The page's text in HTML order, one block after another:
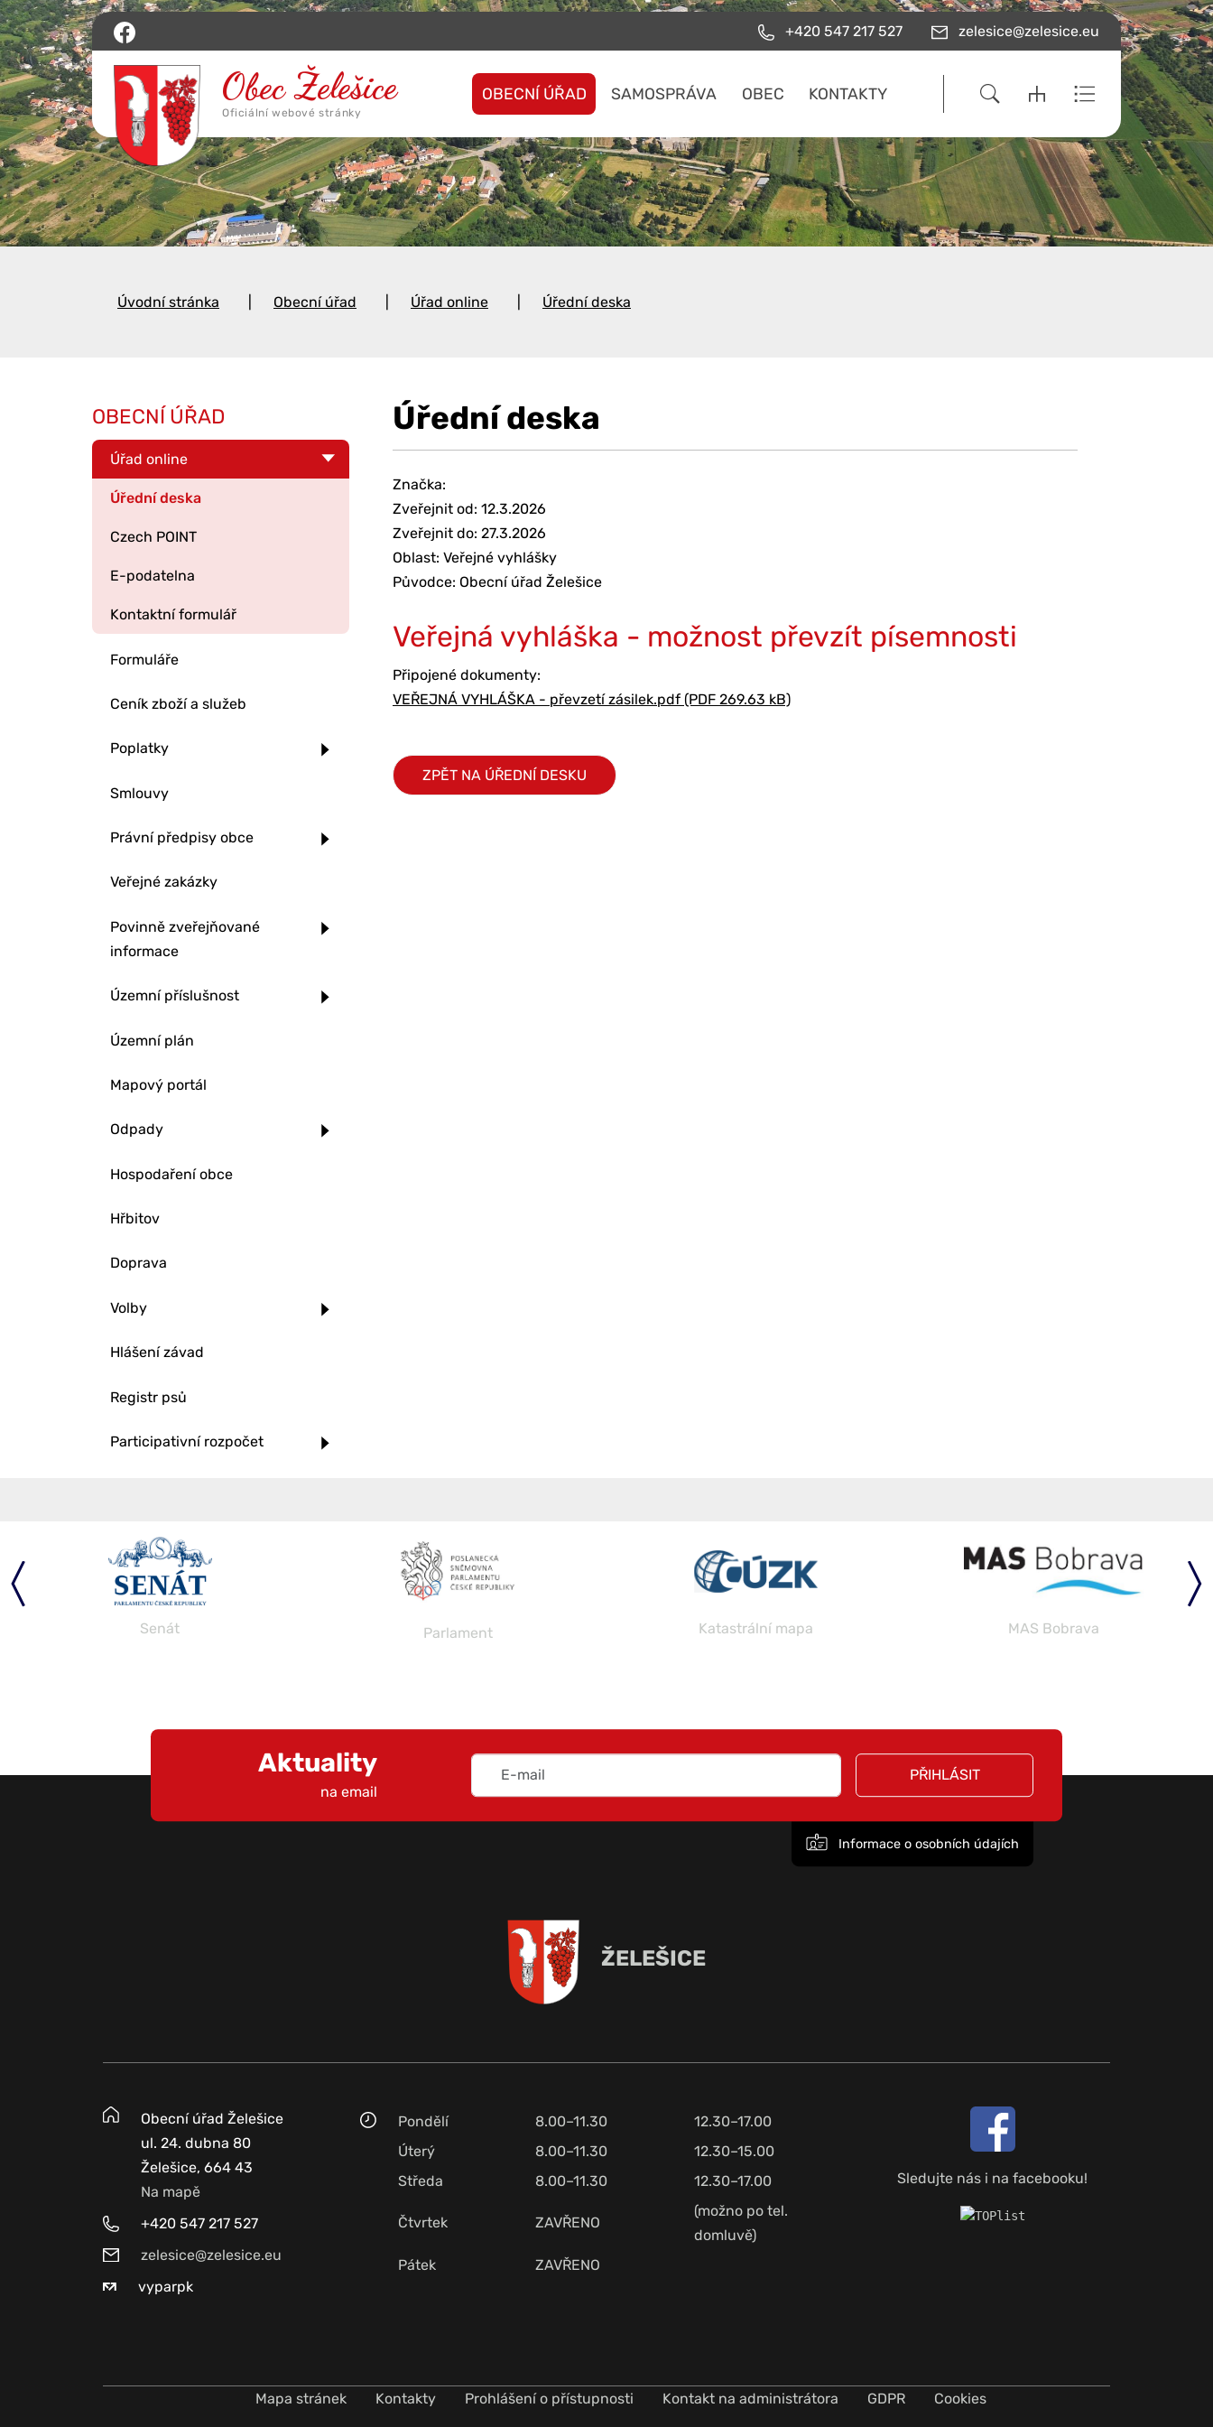
+420 547 217 527 zelesice@zelesice.eu
OBECNÍ ÚŘAD SAMOSPRÁVA OBEC KONTAKTY
Úvodní stránka Obecní úřad Úřad online Úřední deska
Úřední deska
Značka:
Zveřejnit od: 12.3.2026
Zveřejnit do: 27.3.2026
Oblast: Veřejné vyhlášky
Původce: Obecní úřad Želešice
Veřejná vyhláška - možnost převzít písemnosti
Připojené dokumenty:
VEŘEJNÁ VYHLÁŠKA - převzetí zásilek.pdf (PDF 269.63 kB)
ZPĚT NA ÚŘEDNÍ DESKU
OBECNÍ ÚŘAD
Úřad online
Úřední deska
Czech POINT
E-podatelna
Kontaktní formulář
Formuláře
Ceník zboží a služeb
Poplatky
Smlouvy
Právní předpisy obce
Veřejné zakázky
Povinně zveřejňované
informace
Územní příslušnost
Územní plán
Mapový portál
Odpady
Hospodaření obce
Hřbitov
Doprava
Volby
Hlášení závad
Registr psů
Participativní rozpočet
Senát Parlament Katastrální mapa MAS Bobrava
Aktuality
na email
PŘIHLÁSIT
Informace o osobních údajích
ŽELEŠICE
Obecní úřad Želešice
ul. 24. dubna 80
Želešice, 664 43
Na mapě
+420 547 217 527
zelesice@zelesice.eu
vyparpk
Pondělí 8.00–11.30
12.30–17.00
Úterý
8.00–11.30
12.30–15.00
Středa
8.00–11.30 12.30–17.00
Čtvrtek ZAVŘENO
(možno po tel.
domluvě)
Pátek
ZAVŘENO
Sledujte nás i na facebooku!
Mapa stránek Kontakty Prohlášení o přístupnosti Kontakt na administrátora GDPR Cookies